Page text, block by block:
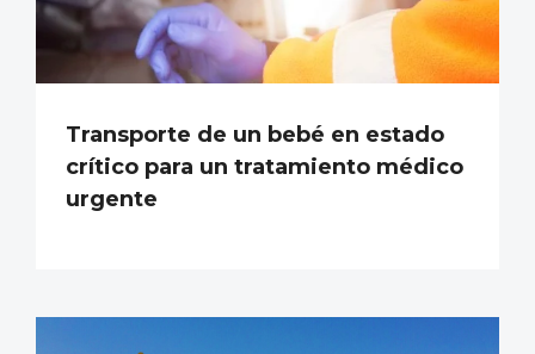
Transporte de un bebé en estado
crítico para un tratamiento médico
urgente